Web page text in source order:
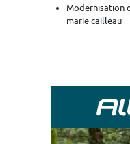
Modernisation
marie cailleau